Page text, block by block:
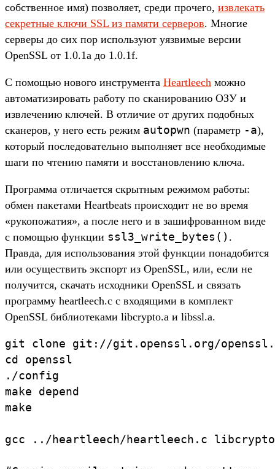
собственное имя) позволяет, среди прочего, извлекать
секретные ключи SSL из памяти серверов. Многие
серверы до сих пор используют уязвимые версии
OpenSSL от 1.0.1a до 1.0.1f.
C помощью нового инструмента Heartleech можно
автоматизировать работу по сканированию ОЗУ и
извлечению ключей. В отличие от других подобных
сканеров, у него есть режим autopwn (параметр -a),
который последовательно выполняет все необходимые
шаги по чтению памяти и восстановлению ключа.
Программа отличается скрытным режимом работы:
обмен пакетами Heartbeats происходит не во время
«рукопожатия», а после него и в зашифрованном виде
с помощью функции ssl3_write_bytes() .
Правда, для использования этой функции понадобится
или осуществить экспорт из OpenSSL, или, если не
получится, скачать исходники OpenSSL и связать
программу heartleech.c с входящими в комплект
OpenSSL библиотеками libcrypto.a и libssl.a.
git clone git://git.openssl.org/
cd openssl
./config
make depend
make
gcc ../heartleech/heartleech.c